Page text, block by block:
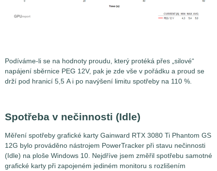
Podíváme-li se na hodnoty proudu, který protéká přes „silové“
napájení sběrnice PEG 12V, pak je zde vše v pořádku a proud se
drží pod hranicí 5,5 A i po navýšení limitu spotřeby na 110 %.
Spotřeba v nečinnosti (Idle)
Měření spotřeby grafické karty Gainward RTX 3080 Ti Phantom GS
12G bylo prováděno nástrojem PowerTracker při stavu nečinnosti
(Idle) na ploše Windows 10. Nejdříve jsem změřil spotřebu samotné
grafické karty při zapojeném jediném monitoru s rozlišením